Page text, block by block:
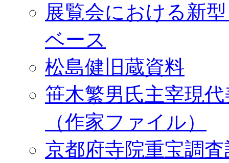
展覧会における新
ベース
松島健旧蔵資料
笹木繁男氏主宰現
（作家ファイル）
京都府寺院重宝調